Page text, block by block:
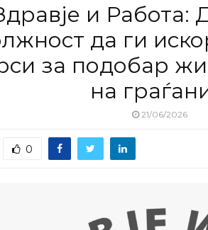
и Работа:
да ги
за подобар
на
21/06/2026
0